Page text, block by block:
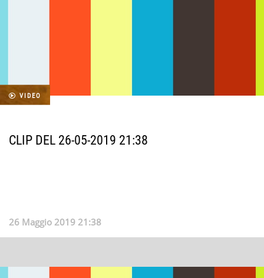
VIDEO
CLIP DEL 26-05-2019 21:38
26 Maggio 2019 21:38